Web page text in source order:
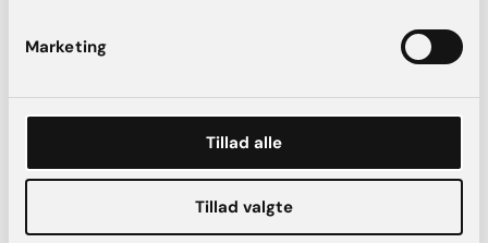
Marketing
Tillad alle
Tillad valgte
Læs mere
4.000 kr.
Book konsultation